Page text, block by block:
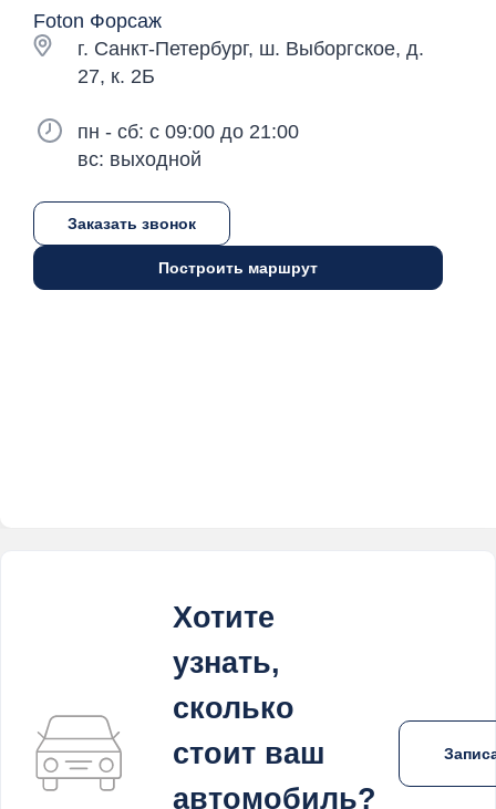
Foton Форсаж
г. Санкт-Петербург, ш. Выборгское, д.
27, к. 2Б
пн - сб: с 09:00 до 21:00
вс: выходной
Заказать звонок
Построить маршрут
Хотите
узнать,
сколько
стоит ваш
автомобиль?